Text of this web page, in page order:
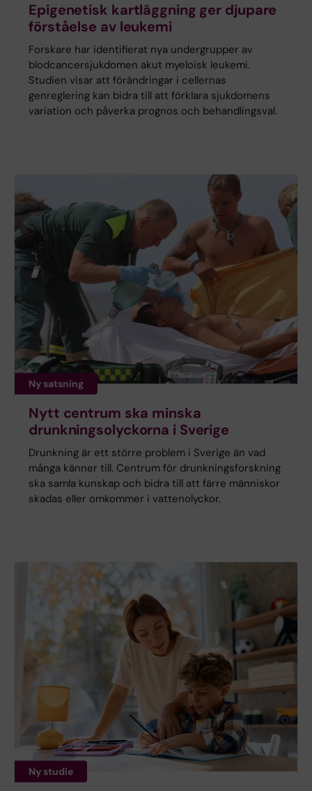
Epigenetisk kartläggning ger djupare
förståelse av leukemi
Forskare har identifierat nya undergrupper av
blodcancersjukdomen akut myeloisk leukemi.
Studien visar att förändringar i cellernas
genreglering kan bidra till att förklara sjukdomens
variation och påverka prognos och behandlingsval.
Ny satsning
Nytt centrum ska minska
drunkningsolyckorna i Sverige
Drunkning är ett större problem i Sverige än vad
många känner till. Centrum för drunkningsforskning
ska samla kunskap och bidra till att färre människor
skadas eller omkommer i vattenolyckor.
Ny studie